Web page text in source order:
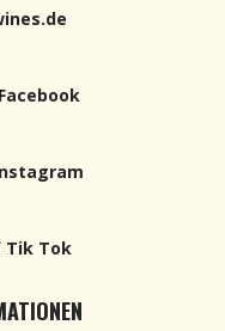
Tik Tok